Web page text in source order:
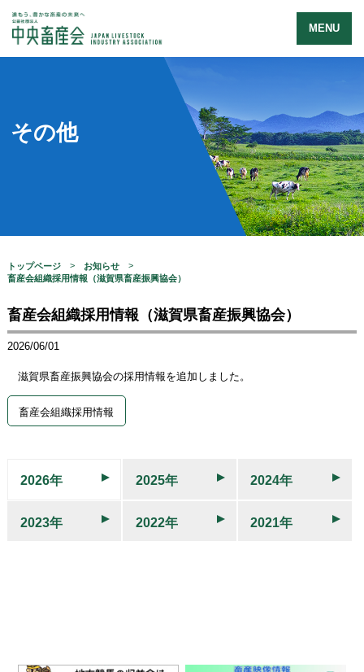
MENU
その他
トップページ
お知らせ
畜産会組織採用情報（滋賀県畜産振興協会）
畜産会組織採用情報（滋賀県畜産振興協会）
2026/06/01
滋賀県畜産振興協会の採用情報を追加しました。
畜産会組織採用情報
2026年 2025年 2024年
2023年 2022年 2021年